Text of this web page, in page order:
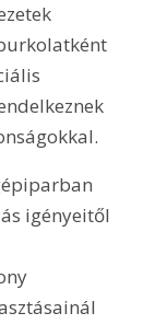
igényeitől